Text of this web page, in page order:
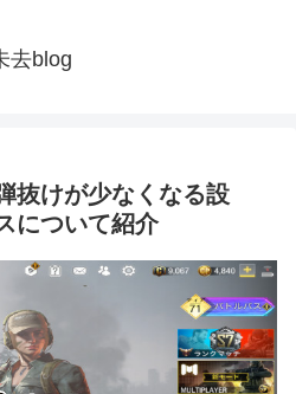
去blog
抜けが少なくなる設
について紹介